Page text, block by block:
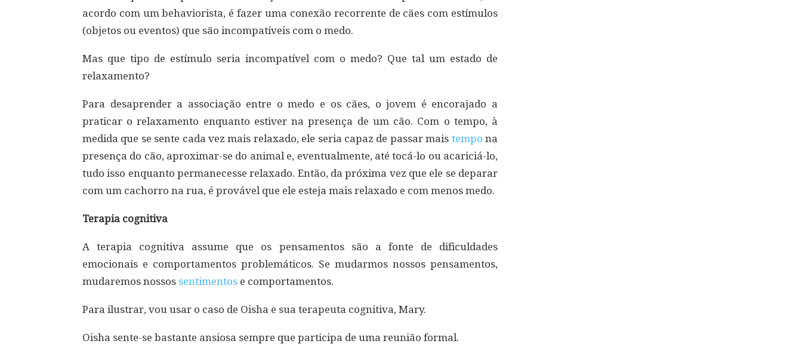
acordo com um behaviorista, é fazer uma conexão recorrente de cães com estímulos
(objetos ou eventos) que são incompatíveis com o medo.
Mas que tipo de estímulo seria incompatível com o medo? Que tal um estado de
relaxamento?
Para desaprender a associação entre o medo e os cães, o jovem é encorajado a
praticar o relaxamento enquanto estiver na presença de um cão. Com o tempo, à
medida que se sente cada vez mais relaxado, ele seria capaz de passar mais tempo na
presença do cão, aproximar-se do animal e, eventualmente, até tocá-lo ou acariciá-lo,
tudo isso enquanto permanecesse relaxado. Então, da próxima vez que ele se deparar
com um cachorro na rua, é provável que ele esteja mais relaxado e com menos medo.
Terapia cognitiva
A terapia cognitiva assume que os pensamentos são a fonte de dificuldades
emocionais e comportamentos problemáticos. Se mudarmos nossos pensamentos,
mudaremos nossos sentimentos e comportamentos.
Para ilustrar, vou usar o caso de Oisha e sua terapeuta cognitiva, Mary.
Oisha sente-se bastante ansiosa sempre que participa de uma reunião formal.